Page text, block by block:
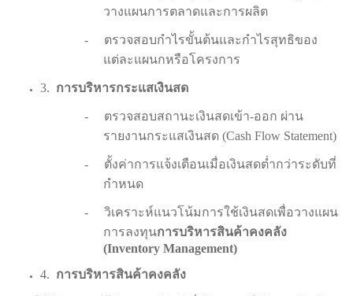
วางแผนการตลาดและการผลิต
-
ตรวจสอบกำไรขั้นต้นและกำไรสุทธิของ
แต่ละแผนกหรือโครงการ
3. การบริหารกระแสเงินสด
-
ตรวจสอบสถานะเงินสดเข้า-ออก ผ่าน
รายงานกระแสเงินสด (Cash Flow Statement)
-
ตั้งค่าการแจ้งเตือนเมื่อเงินสดต่ำกว่าระดับที่
กำหนด
-
วิเคราะห์แนวโน้มการใช้เงินสดเพื่อวางแผน
การลงทุนการบริหารสินค้าคงคลัง
(Inventory Management)
4. การบริหารสินค้าคงคลัง